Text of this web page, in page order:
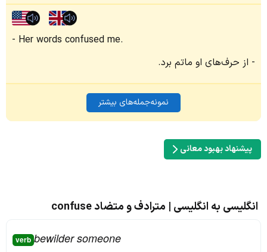
Her words confused me.
از حرف‌های او ماتم برد.
نمونه‌جمله‌های بیشتر
پیشنهاد بهبود معانی
انگلیسی به انگلیسی | مترادف و متضاد confuse
verb bewilder someone